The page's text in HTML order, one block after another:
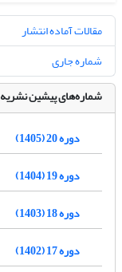
مقالات آماده انتشار
شماره جاری
شماره‌های پیشین نشریه
دوره 20 (1405)
دوره 19 (1404)
دوره 18 (1403)
دوره 17 (1402)